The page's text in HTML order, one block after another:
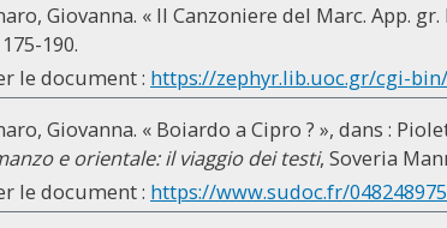
Giovanna. « II Canzoniere del Marc. App. gr.
190.
le document : https://zephyr.lib.uoc.gr/cgi-bin/
Giovanna. « Boiardo a Cipro ? », dans :
e orientale: il viaggio dei testi, Soveria
le document : https://www.sudoc.fr/